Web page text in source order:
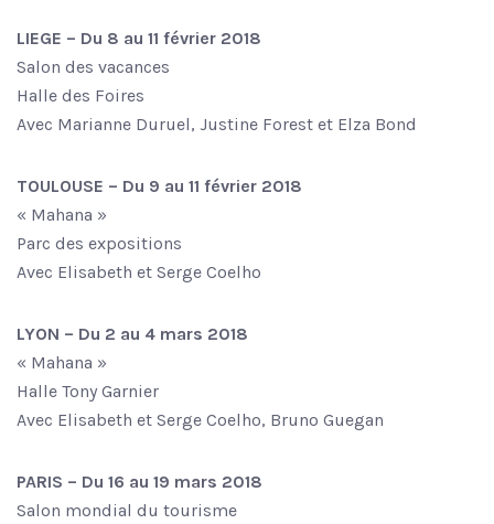
LIEGE – Du 8 au 11 février 2018
Salon des vacances
Halle des Foires
Avec Marianne Duruel, Justine Forest et Elza Bond
TOULOUSE – Du 9 au 11 février 2018
« Mahana »
Parc des expositions
Avec Elisabeth et Serge Coelho
LYON – Du 2 au 4 mars 2018
« Mahana »
Halle Tony Garnier
Avec Elisabeth et Serge Coelho, Bruno Guegan
PARIS – Du 16 au 19 mars 2018
Salon mondial du tourisme